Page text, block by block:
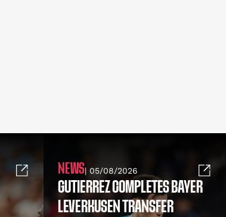
NEWS| 05/08/2026
GUTIERREZ COMPLETES BAYER
LEVERKUSEN TRANSFER